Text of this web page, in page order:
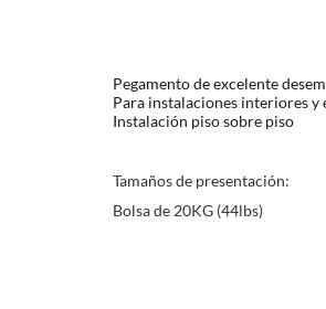
Pegamento de excelente
Para instalaciones interiores y
Instalación piso sobre piso
Tamaños de presentación:
Bolsa de 20KG (44lbs)